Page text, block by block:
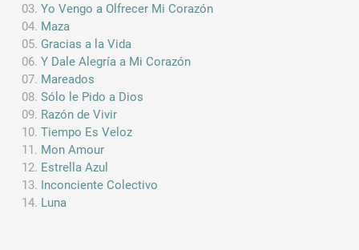
Yo Vengo a Olfrecer Mi Corazón
Maza
Gracias a la Vida
Y Dale Alegría a Mi Corazón
Mareados
Sólo le Pido a Dios
Razón de Vivir
Tiempo Es Veloz
Mon Amour
Estrella Azul
Inconciente Colectivo
Luna